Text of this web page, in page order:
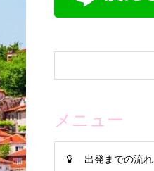
メニュー
出発までの流れ